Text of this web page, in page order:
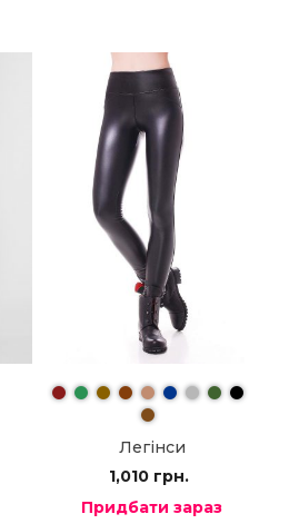
Легінси
1,010 грн.
Придбати зараз